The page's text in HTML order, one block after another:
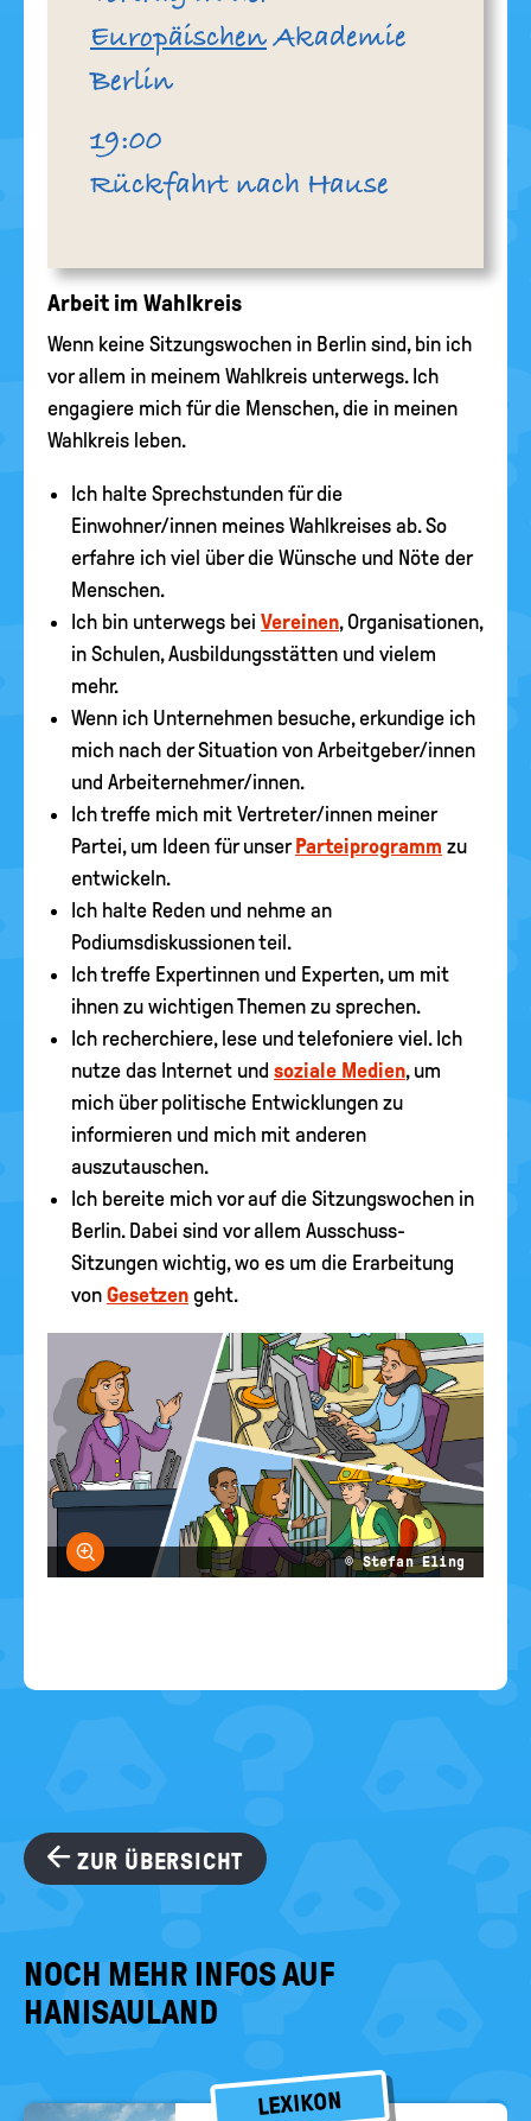
EuropäischenAkademie
Berlin
19:00
Rückfahrt nach Hause
Arbeit im Wahlkreis
Wenn keine Sitzungswochen in Berlin sind, bin ich
vor allem in meinem Wahlkreis unterwegs. Ich
engagiere mich für die Menschen, die in meinen
Wahlkreis leben.
Ich halte Sprechstunden für die
Einwohner/innen meines Wahlkreises ab. So
erfahre ich viel über die Wünsche und Nöte der
Menschen.
Ich bin unterwegs bei Vereinen, Organisationen,
in Schulen, Ausbildungsstätten und vielem
mehr.
Wenn ich Unternehmen besuche, erkundige ich
mich nach der Situation von Arbeitgeber/innen
und Arbeiternehmer/innen.
Ich treffe mich mit Vertreter/innen meiner
Partei, um Ideen für unserParteiprogramm zu
entwickeln.
Ich halte Reden und nehme an
Podiumsdiskussionen teil.
Ich treffe Expertinnen und Experten, um mit
ihnen zu wichtigen Themen zu sprechen.
Ich recherchiere, lese und telefoniere viel. Ich
nutze das Internet und soziale Medien, um
mich über politische Entwicklungen zu
informieren und mich mit anderen
auszutauschen.
Ich bereite mich vor auf die Sitzungswochen in
Berlin. Dabei sind vor allem Ausschuss-
Sitzungen wichtig, wo es um die Erarbeitung
von Gesetzen geht.
Bild vergrößern
© Stefan Eling
ZUR ÜBERSICHT
NOCH MEHR INFOS AUF
HANISAULAND
LEXIKON